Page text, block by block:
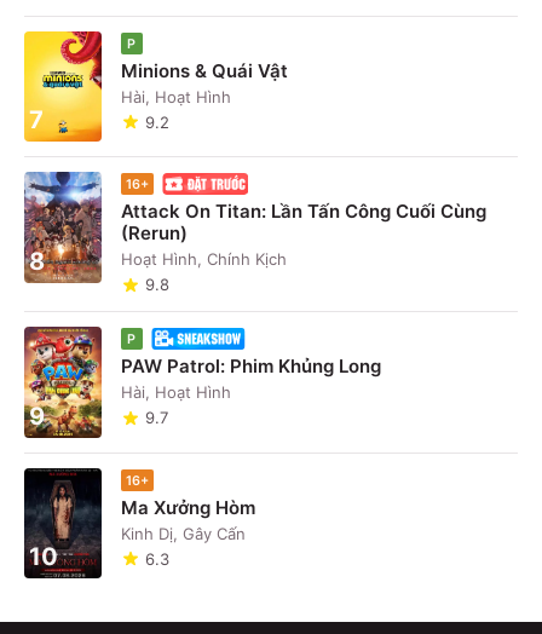
7
P
Minions & Quái Vật
Hài, Hoạt Hình
9.2
8
16+
Attack On Titan: Lần Tấn Công Cuối Cùng
(Rerun)
Hoạt Hình, Chính Kịch
9.8
9
P
PAW Patrol: Phim Khủng Long
Hài, Hoạt Hình
9.7
10
16+
Ma Xưởng Hòm
Kinh Dị, Gây Cấn
6.3